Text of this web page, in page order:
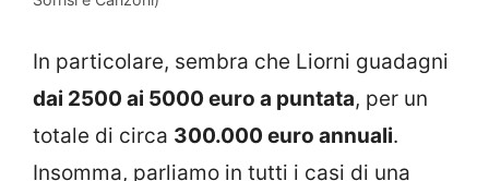
In particolare, sembra che Liorni guadagni
dai 2500 ai 5000 euro a puntata, per un
totale di circa 300.000 euro annuali.
Insomma, parliamo in tutti i casi di una